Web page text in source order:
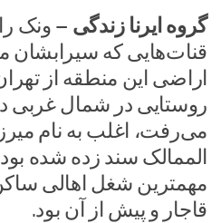
گروه ایرنا زندگی – ونک
قنات‌هایی که سیرابشان
اراضی این منطقه از
روستایی در شمال غربی
می‌رفت، اغلب به نام
الممالک سند زده شده
مهمترین شغل اهالی
قاجار و پیش از آن بود.